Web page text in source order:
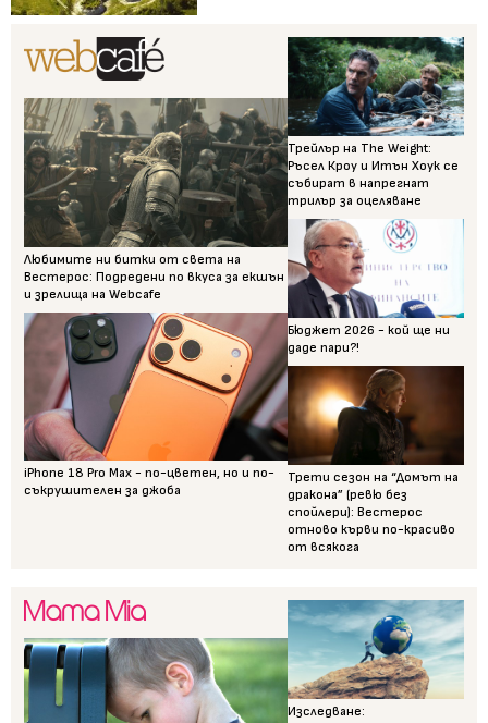
Любимите ни битки от света на
Вестерос: Подредени по вкуса за екшън
и зрелища на Webcafe
iPhone 18 Pro Max - по-цветен, но и по-
съкрушителен за джоба
Трейлър на The Weight:
Ръсел Кроу и Итън Хоук се
събират в напрегнат
трилър за оцеляване
Бюджет 2026 - кой ще ни
даде пари?!
Трети сезон на “Домът на
дракона” (ревю без
спойлери): Вестерос
отново кърви по-красиво
от всякога
Изследване: